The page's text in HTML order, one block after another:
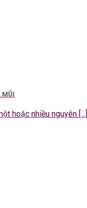
MŨI
hoặc nhiều nguyên [...]